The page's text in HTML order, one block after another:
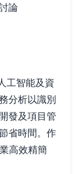
論
工智能及資
分析以識別
發及項目管
省時間。作
高效精簡